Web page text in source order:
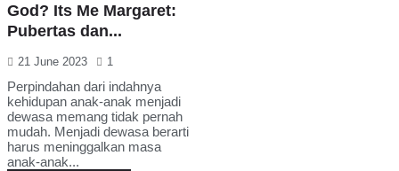
God? Its Me Margaret:
Pubertas dan...
21 June 2023 1
Perpindahan dari indahnya
kehidupan anak-anak menjadi
dewasa memang tidak pernah
mudah. Menjadi dewasa berarti
harus meninggalkan masa
anak-anak...